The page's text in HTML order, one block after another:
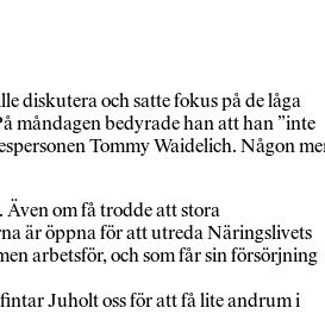
diskutera och satte fokus på de låga
måndagen bedyrade han att han ”inte
Tommy Waidelich. Någon
om få trodde att stora
är öppna för att utreda Näringslivets
arbetsför, och som får sin försörjning
Juholt oss för att få lite andrum i